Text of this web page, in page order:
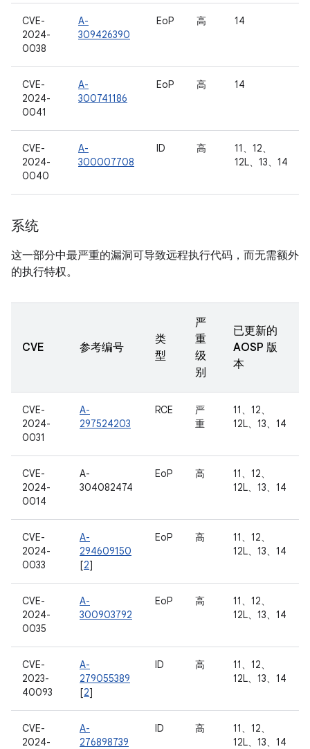
CVE-
2024-
0038
A-
309426390
EoP 高 14
CVE-
2024-
0041
A-
300741186
EoP 高 14
CVE-
2024-
0040
A-
300007708
ID 高
11、12、
12L、13、14
系统
这一部分中最严重的漏洞可导致远程执行代码，而无需额外
的执行特权。
CVE 参考编号
类
型
严
重
级
别
已更新的
AOSP 版
本
CVE-
2024-
0031
A-
297524203
RCE
严
重
11、12、
12L、13、14
CVE-
2024-
0014
A-
304082474
EoP 高
11、12、
12L、13、14
CVE-
2024-
0033
A-
294609150
[2]
EoP 高
11、12、
12L、13、14
CVE-
2024-
0035
A-
300903792
EoP 高
11、12、
12L、13、14
CVE-
2023-
40093
A-
279055389
[2]
ID 高
11、12、
12L、13、14
CVE-
2024-
A-
276898739
ID 高
11、12、
12L、13、14